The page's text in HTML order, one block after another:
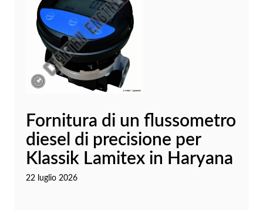
Fornitura di un flussometro
diesel di precisione per
Klassik Lamitex in Haryana
22 luglio 2026